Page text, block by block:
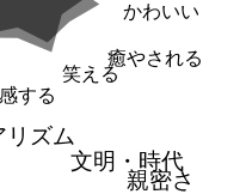
かわいい
癒やされる
笑える
する
リズム
文明・時代
親密さ